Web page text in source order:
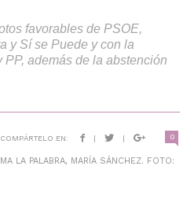
favorables de PSOE,
y Sí se Puede y con la
además de la abstención
COMPÁRTELO EN: | | 0
LA PALABRA, MARÍA SÁNCHEZ. FOTO: